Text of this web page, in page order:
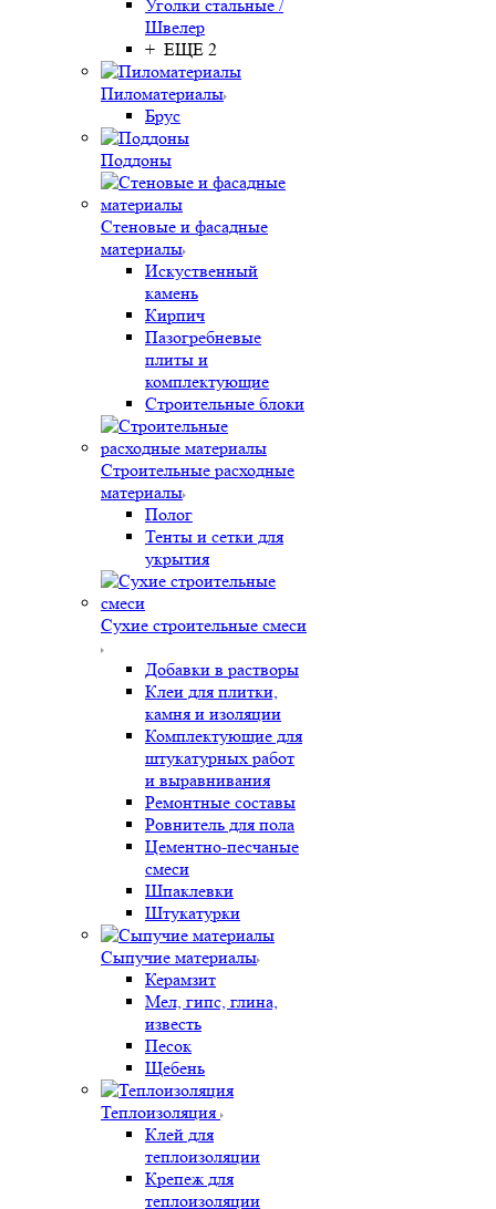
Уголки стальные /
Швелер
+ ЕЩЕ 2
Пиломатериалы
Брус
Поддоны
Стеновые и фасадные
материалы
Искуственный
камень
Кирпич
Пазогребневые
плиты и
комплектующие
Строительные блоки
Строительные расходные
материалы
Полог
Тенты и сетки для
укрытия
Сухие строительные смеси
Добавки в растворы
Клеи для плитки,
камня и изоляции
Комплектующие для
штукатурных работ
и выравнивания
Ремонтные составы
Ровнитель для пола
Цементно-песчаные
смеси
Шпаклевки
Штукатурки
Сыпучие материалы
Керамзит
Мел, гипс, глина,
известь
Песок
Щебень
Теплоизоляция
Клей для
теплоизоляции
Крепеж для
теплоизоляции